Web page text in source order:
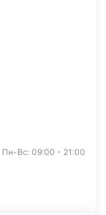
Пн-Вс: 09:00 - 21:00